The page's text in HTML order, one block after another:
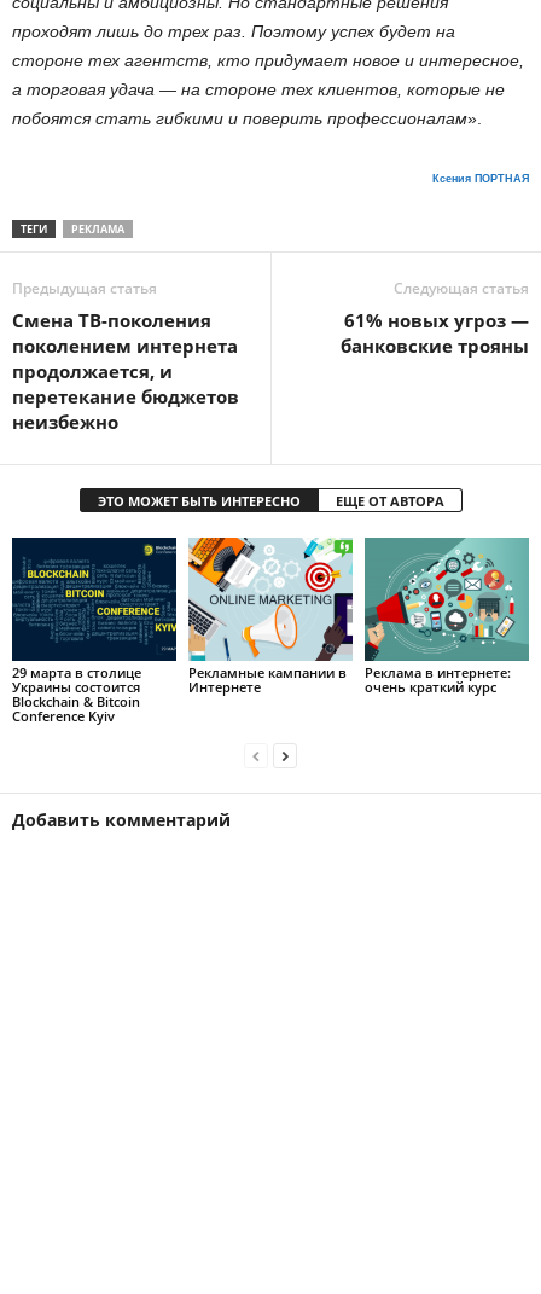
проходят лишь до трех раз. Поэтому успех будет на
стороне тех агентств, кто придумает новое и интересное,
а торговая удача — на стороне тех клиентов, которые не
побоятся стать гибкими и поверить профессионалам».
Ксения ПОРТНАЯ
ТЕГИ РЕКЛАМА
Предыдущая статья
Смена ТВ-поколения
поколением интернета
продолжается, и
перетекание бюджетов
неизбежно
Следующая статья
61% новых угроз —
банковские трояны
ЭТО МОЖЕТ БЫТЬ ИНТЕРЕСНО ЕЩЕ ОТ АВТОРА
29 марта в столице
Украины состоится
Blockchain & Bitcoin
Conference Kyiv
Рекламные кампании в
Интернете
Реклама в интернете:
очень краткий курс
Добавить комментарий